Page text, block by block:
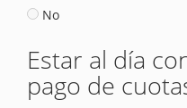
No
Estar al día
pago de